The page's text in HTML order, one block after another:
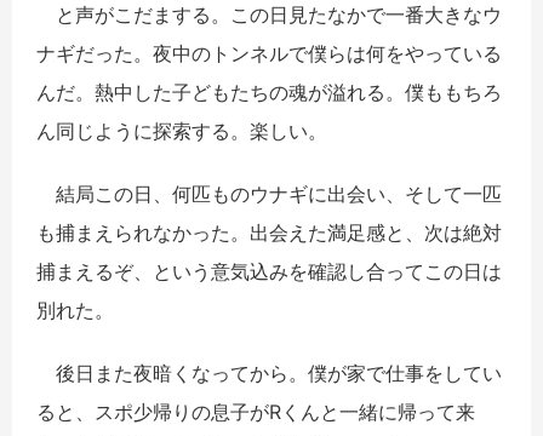
と声がこだまする。この日見たなかで一番大きなウ
ナギだった。夜中のトンネルで僕らは何をやっている
んだ。熱中した子どもたちの魂が溢れる。僕ももちろ
ん同じように探索する。楽しい。
結局この日、何匹ものウナギに出会い、そして一匹
も捕まえられなかった。出会えた満足感と、次は絶対
捕まえるぞ、という意気込みを確認し合ってこの日は
別れた。
後日また夜暗くなってから。僕が家で仕事をしてい
ると、スポ少帰りの息子がRくんと一緒に帰って来